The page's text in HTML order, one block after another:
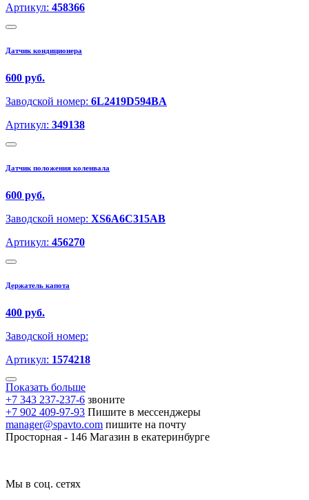
Артикул: 458366
Датчик кондиционера
600 руб.
Заводской номер: 6L2419D594BA
Артикул: 349138
Датчик положения коленвала
600 руб.
Заводской номер: XS6A6C315AB
Артикул: 456270
Держатель капота
400 руб.
Заводской номер:
Артикул: 1574218
Показать больше
+7 343 237-237-6 звоните
+7 902 409-97-93 Пишите в мессенджеры
manager@spavto.com пишите на почту
Просторная - 146 Магазин в екатеринбурге
Мы в соц. сетях